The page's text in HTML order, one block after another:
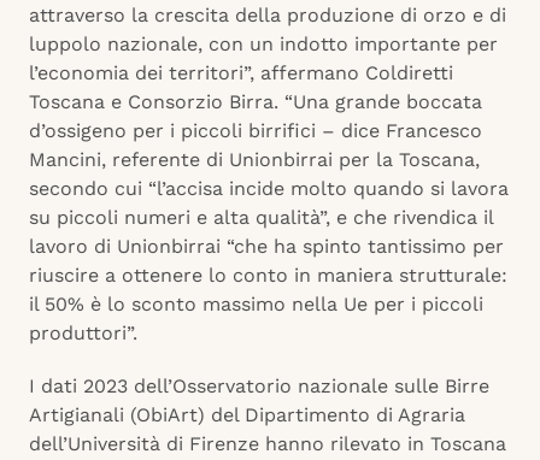
attraverso la crescita della produzione di orzo e di
luppolo nazionale, con un indotto importante per
l’economia dei territori”, affermano Coldiretti
Toscana e Consorzio Birra. “Una grande boccata
d’ossigeno per i piccoli birrifici – dice Francesco
Mancini, referente di Unionbirrai per la Toscana,
secondo cui “l’accisa incide molto quando si lavora
su piccoli numeri e alta qualità”, e che rivendica il
lavoro di Unionbirrai “che ha spinto tantissimo per
riuscire a ottenere lo conto in maniera strutturale:
il 50% è lo sconto massimo nella Ue per i piccoli
produttori”.
I dati 2023 dell’Osservatorio nazionale sulle Birre
Artigianali (ObiArt) del Dipartimento di Agraria
dell’Università di Firenze hanno rilevato in Toscana